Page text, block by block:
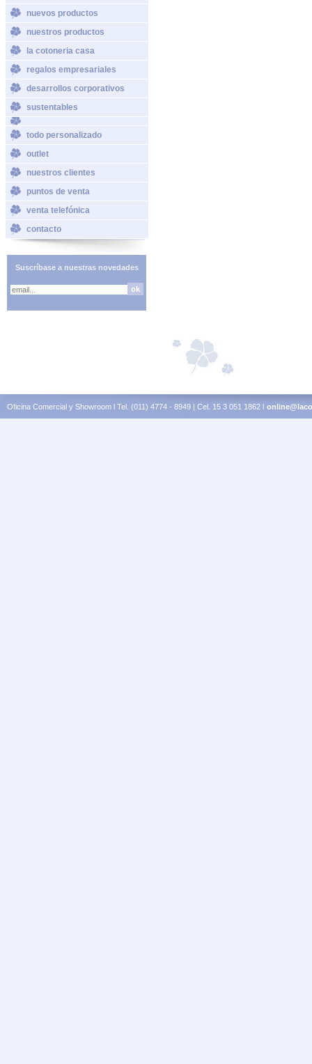
nuevos productos
nuestros productos
la cotoneria casa
regalos empresariales
desarrollos corporativos
sustentables
todo personalizado
outlet
nuestros clientes
puntos de venta
venta telefónica
contacto
Suscríbase a nuestras novedades
Oficina Comercial y Showroom l Tel. (011) 4774 - 8949 | Cel. 15 3 051 1862 l